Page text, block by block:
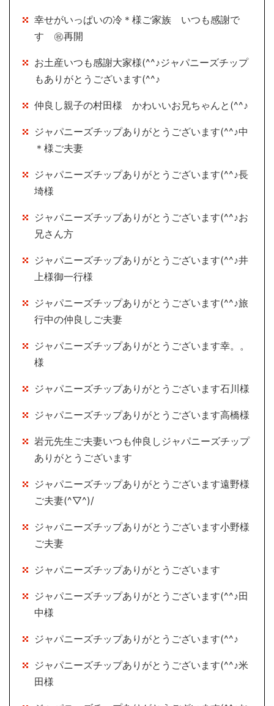
幸せがいっぱいの冷＊様ご家族 いつも感謝で
す ㊗再開
お土産いつも感謝大家様(^^♪ジャパニーズチップ
もありがとうございます(^^♪
仲良し親子の村田様 かわいいお兄ちゃんと(^^♪
ジャパニーズチップありがとうございます(^^♪中
＊様ご夫妻
ジャパニーズチップありがとうございます(^^♪長
埼様
ジャパニーズチップありがとうございます(^^♪お
兄さん方
ジャパニーズチップありがとうございます(^^♪井
上様御一行様
ジャパニーズチップありがとうございます(^^♪旅
行中の仲良しご夫妻
ジャパニーズチップありがとうございます幸。。
様
ジャパニーズチップありがとうございます石川様
ジャパニーズチップありがとうございます高橋様
岩元先生ご夫妻いつも仲良しジャパニーズチップ
ありがとうございます
ジャパニーズチップありがとうございます遠野様
ご夫妻(^▽^)/
ジャパニーズチップありがとうございます小野様
ご夫妻
ジャパニーズチップありがとうございます
ジャパニーズチップありがとうございます(^^♪田
中様
ジャパニーズチップありがとうございます(^^♪
ジャパニーズチップありがとうございます(^^♪米
田様